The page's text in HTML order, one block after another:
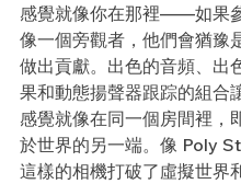
感覺就像你在那裡——如果
像一個旁觀者，他們會猶豫
做出貢獻。出色的音頻、出
果和動態揚聲器跟踪的組合
感覺就像在同一個房間裡，
於世界的另一端。像 Poly
這樣的相機打破了虛擬世界